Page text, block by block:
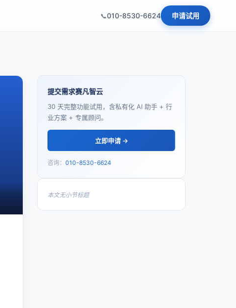
010-8530-6624 申请试用
提交需求赛凡智云
30 天完整功能试用，含私有化 AI 助手 + 行
业方案 + 专属顾问。
立即申请 →
咨询： 010-8530-6624
本文无小节标题